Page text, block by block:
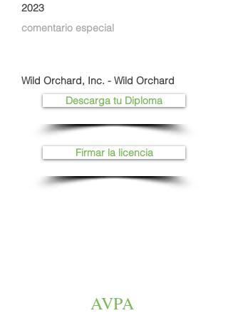
2023
comentario especial
Wild Orchard, Inc. - Wild Orchard
Descarga tu Diploma
Firmar la licencia
AVPA